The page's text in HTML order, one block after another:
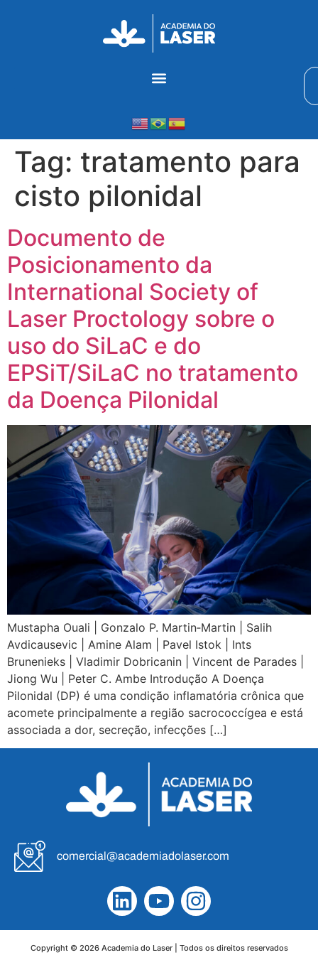
Tag: tratamento para
cisto pilonidal
Documento de
Posicionamento da
International Society of
Laser Proctology sobre o
uso do SiLaC e do
EPSiT/SiLaC no tratamento
da Doença Pilonidal
Mustapha Ouali | Gonzalo P. Martin‐Martin | Salih
Avdicausevic | Amine Alam | Pavel Istok | Ints
Brunenieks | Vladimir Dobricanin | Vincent de Parades |
Jiong Wu | Peter C. Ambe Introdução A Doença
Pilonidal (DP) é uma condição inflamatória crônica que
acomete principalmente a região sacrococcígea e está
associada a dor, secreção, infecções […]
comercial@academiadolaser.com
Copyright © 2026 Academia do Laser | Todos os direitos reservados